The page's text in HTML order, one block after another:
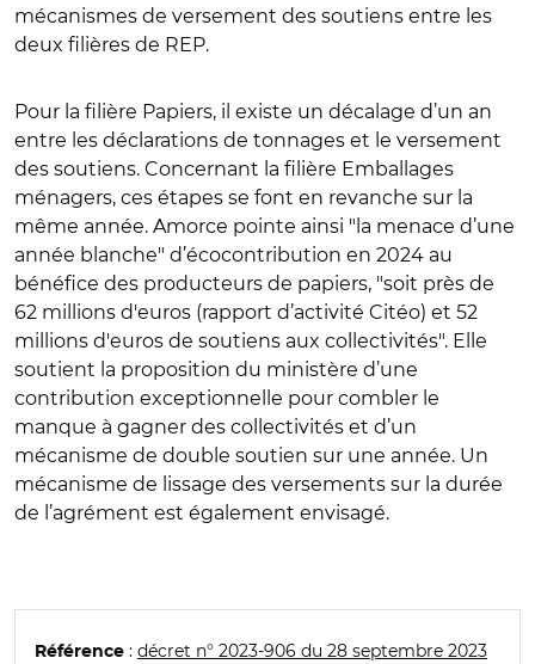
mécanismes de versement des soutiens entre les
deux filières de REP.
Pour la filière Papiers, il existe un décalage d’un an
entre les déclarations de tonnages et le versement
des soutiens. Concernant la filière Emballages
ménagers, ces étapes se font en revanche sur la
même année. Amorce pointe ainsi "la menace d’une
année blanche" d’écocontribution en 2024 au
bénéfice des producteurs de papiers, "soit près de
62 millions d'euros (rapport d’activité Citéo) et 52
millions d'euros de soutiens aux collectivités". Elle
soutient la proposition du ministère d’une
contribution exceptionnelle pour combler le
manque à gagner des collectivités et d’un
mécanisme de double soutien sur une année. Un
mécanisme de lissage des versements sur la durée
de l’agrément est également envisagé.
Référence : décret n° 2023-906 du 28 septembre 2023